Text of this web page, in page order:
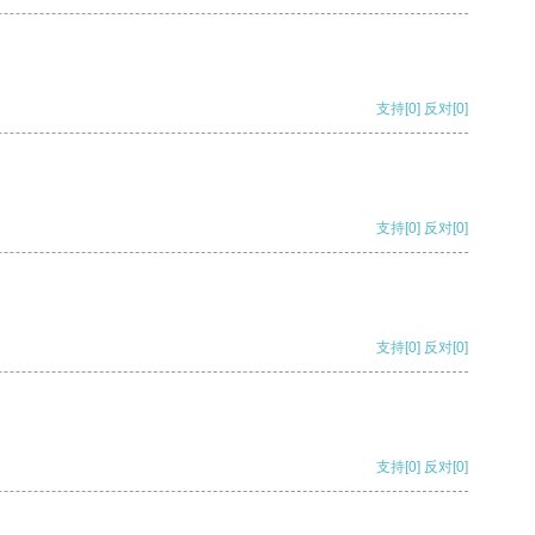
支持[0] 反对[0]
支持[0] 反对[0]
支持[0] 反对[0]
支持[0] 反对[0]